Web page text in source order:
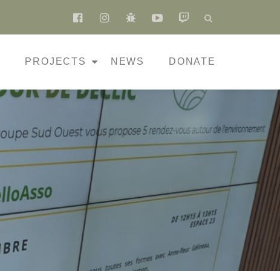
fa-
facebook-
fa-
instagram
fa-
bug
fa-
youtube-
fa-
twitch
PROJECTS NEWS DONATE